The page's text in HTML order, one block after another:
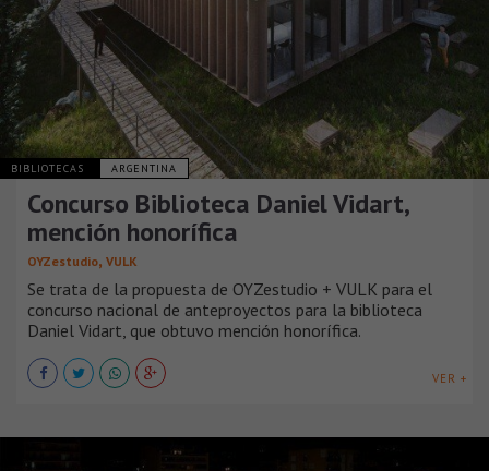
BIBLIOTECAS ARGENTINA
Concurso Biblioteca Daniel Vidart,
mención honorífica
OYZestudio, VULK
Se trata de la propuesta de OYZestudio + VULK para el
concurso nacional de anteproyectos para la biblioteca
Daniel Vidart, que obtuvo mención honorífica.
VER +